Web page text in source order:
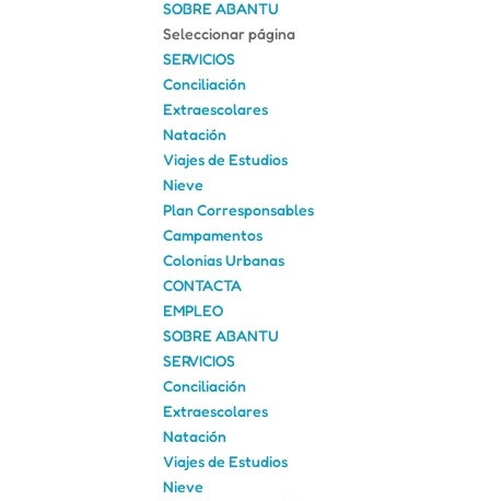
SOBRE ABANTU
Seleccionar página
SERVICIOS
Conciliación
Extraescolares
Natación
Viajes de Estudios
Nieve
Plan Corresponsables
Campamentos
Colonias Urbanas
CONTACTA
EMPLEO
SOBRE ABANTU
SERVICIOS
Conciliación
Extraescolares
Natación
Viajes de Estudios
Nieve